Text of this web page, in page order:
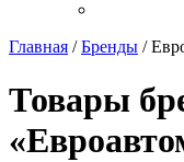
Главная /Бренды /
Товары